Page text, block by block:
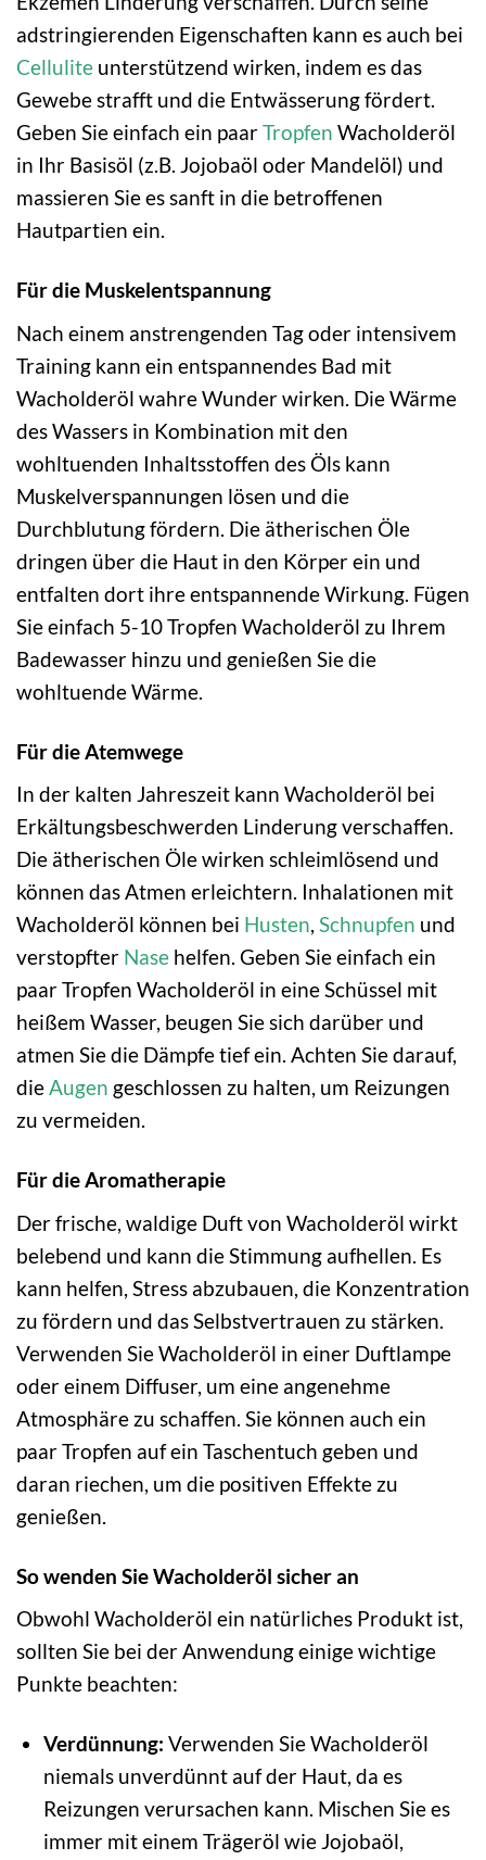
adstringierenden Eigenschaften kann es auch bei
Cellulite unterstützend wirken, indem es das
Gewebe strafft und die Entwässerung fördert.
Geben Sie einfach ein paarTropfen Wacholderöl
in Ihr Basisöl (z.B. Jojobaöl oder Mandelöl) und
massieren Sie es sanft in die betroffenen
Hautpartien ein.
Für die Muskelentspannung
Nach einem anstrengenden Tag oder intensivem
Training kann ein entspannendes Bad mit
Wacholderöl wahre Wunder wirken. Die Wärme
des Wassers in Kombination mit den
wohltuenden Inhaltsstoffen des Öls kann
Muskelverspannungen lösen und die
Durchblutung fördern. Die ätherischen Öle
dringen über die Haut in den Körper ein und
entfalten dort ihre entspannende Wirkung. Fügen
Sie einfach 5-10 Tropfen Wacholderöl zu Ihrem
Badewasser hinzu und genießen Sie die
wohltuende Wärme.
Für die Atemwege
In der kalten Jahreszeit kann Wacholderöl bei
Erkältungsbeschwerden Linderung verschaffen.
Die ätherischen Öle wirken schleimlösend und
können das Atmen erleichtern. Inhalationen mit
Wacholderöl können bei Husten, Schnupfen und
verstopfter Nase helfen. Geben Sie einfach ein
paar Tropfen Wacholderöl in eine Schüssel mit
heißem Wasser, beugen Sie sich darüber und
atmen Sie die Dämpfe tief ein. Achten Sie darauf,
dieAugen geschlossen zu halten, um Reizungen
zu vermeiden.
Für die Aromatherapie
Der frische, waldige Duft von Wacholderöl wirkt
belebend und kann die Stimmung aufhellen. Es
kann helfen, Stress abzubauen, die Konzentration
zu fördern und das Selbstvertrauen zu stärken.
Verwenden Sie Wacholderöl in einer Duftlampe
oder einem Diffuser, um eine angenehme
Atmosphäre zu schaffen. Sie können auch ein
paar Tropfen auf ein Taschentuch geben und
daran riechen, um die positiven Effekte zu
genießen.
So wenden Sie Wacholderöl sicher an
Obwohl Wacholderöl ein natürliches Produkt ist,
sollten Sie bei der Anwendung einige wichtige
Punkte beachten:
Verdünnung: Verwenden Sie Wacholderöl
niemals unverdünnt auf der Haut, da es
Reizungen verursachen kann. Mischen Sie es
immer mit einem Trägeröl wie Jojobaöl,